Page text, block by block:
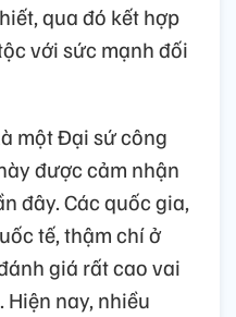
qua đó kết hợp
với sức mạnh đối
một Đại sứ công
được cảm nhận
đây. Các quốc gia,
tế, thậm chí ở
giá rất cao vai
Hiện nay, nhiều